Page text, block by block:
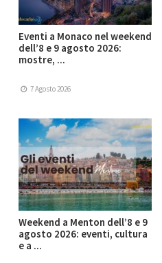
Eventi a Monaco nel weekend
dell’8 e 9 agosto 2026:
mostre, ...
7 Agosto 2026
Weekend a Menton dell’8 e 9
agosto 2026: eventi, cultura
e a ...